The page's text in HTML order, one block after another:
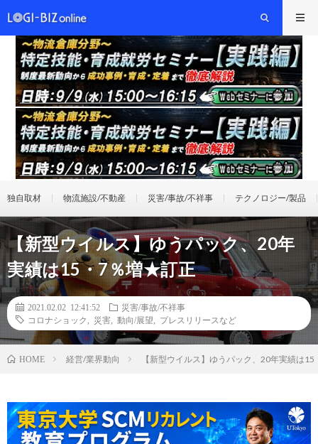
独自取材 物流施設/不動産 災害/事故/不祥事 テクノロジー/製品
【新型ウイルス】ゆうパック、20年
実績は15・7％増★訂正
2021.02.02 12:41:52
災害/事故/不祥事
コロナショック
災害 動向/展望 プレスリリースなど
HOME 経営/業界動向 【新型ウイルス】ゆうパック、20年実績は